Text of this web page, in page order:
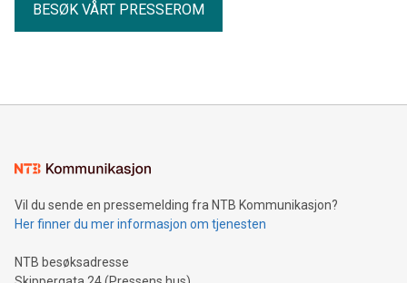
BESØK VÅRT PRESSEROM
Vil du sende en pressemelding fra NTB Kommunikasjon?
Her finner du mer informasjon om tjenesten
NTB besøksadresse